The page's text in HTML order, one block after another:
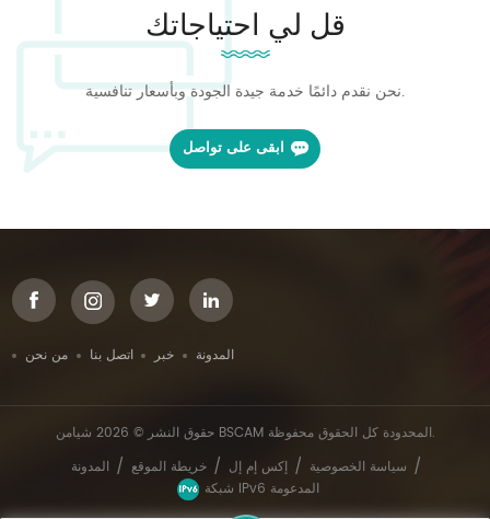
قل لي احتياجاتك
نحن نقدم دائمًا خدمة جيدة الجودة وبأسعار تنافسية.
ابقى على تواصل
من نحن اتصل بنا خبر المدونة
حقوق النشر © 2026 شيامن BSCAM المحدودة كل الحقوق محفوظة.
المدونة / خريطة الموقع / إكس إم إل / سياسة الخصوصية /
شبكة IPv6 المدعومة